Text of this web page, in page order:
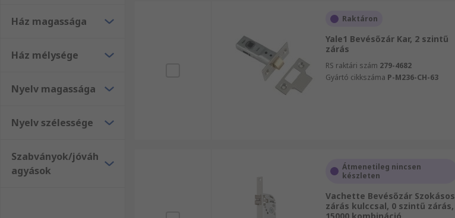
Ház magassága
Ház mélysége
Nyelv magassága
Nyelv szélessége
Szabványok/jóváh
agyások
Raktáron
Yale1 Bevésőzár Kar, 2 szintű
zárás
RS raktári szám 279-4682
Gyártó cikkszáma P-M236-CH-63
Átmenetileg nincsen
készleten
Vachette Bevésőzár Szokásos
zárás kulccsal, 0 szintű zárás,